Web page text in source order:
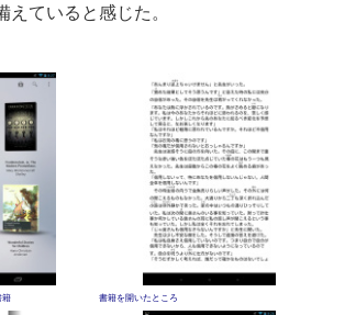
えていると感じた。
籍 書籍を開いたところ